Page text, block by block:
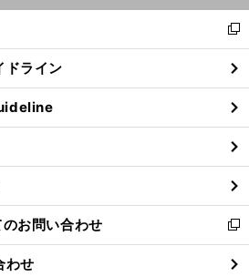
閉
る
新
し
い
ウ
ィ
ン
ド
ウ
で
開
く
ドライン
お問い合わせ
新
し
い
わせ